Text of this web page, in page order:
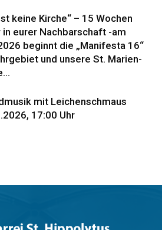
keine Kirche“ – 15 Wochen
in eurer Nachbarschaft -am
beginnt die „Manifesta 16“
und unsere St. Marien-
mit Leichenschmaus
17:00 Uhr